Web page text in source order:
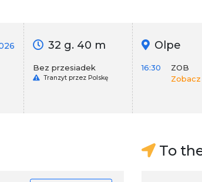
32 g. 40 m
Bez przesiadek
Tranzyt przez Polskę
Olpe
16:30
ZOB
To